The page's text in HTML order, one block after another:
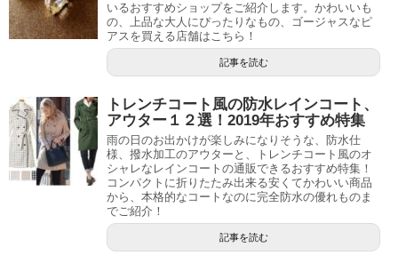
いるおすすめショップをご紹介します。かわいいも
の、上品な大人にぴったりなもの、ゴージャスなピ
アスを買える店舗はこちら！
記事を読む
トレンチコート風の防水レインコート、
アウター１２選！2019年おすすめ特集
雨の日のお出かけが楽しみになりそうな、防水仕
様、撥水加工のアウターと、トレンチコート風のオ
シャレなレインコートの通販できるおすすめ特集！
コンパクトに折りたたみ出来る安くてかわいい商品
から、本格的なコートなのに完全防水の優れものま
でご紹介！
記事を読む